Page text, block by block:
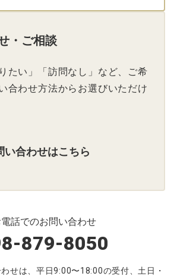
・ご相談
たい」「訪問なし」など、ご希
合わせ方法からお選びいただけ
い合わせはこちら
話でのお問い合わせ
879-8050
せは、平日9:00〜18:00の受付、土日・